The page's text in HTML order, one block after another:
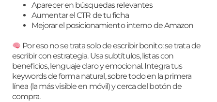
Aparecer en búsquedas relevantes
Aumentar el CTR de tu ficha
Mejorar el posicionamiento interno de Amazon
Por eso no se trata solo de escribir bonito: se trata de
escribir con estrategia. Usa subtítulos, listas con
beneficios, lenguaje claro y emocional. Integra tus
keywords de forma natural, sobre todo en la primera
línea (la más visible en móvil) y cerca del botón de
compra.